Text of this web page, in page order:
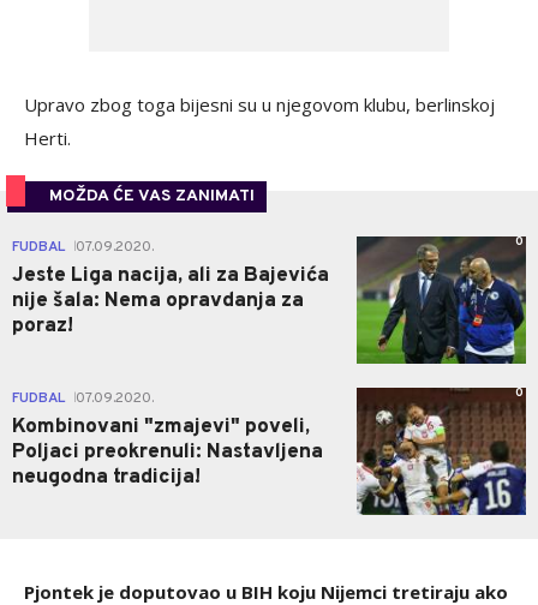
Upravo zbog toga bijesni su u njegovom klubu, berlinskoj
Herti.
MOŽDA ĆE VAS ZANIMATI
FUDBAL 07.09.2020.
Jeste Liga nacija, ali za Bajevića
nije šala: Nema opravdanja za
poraz!
0
FUDBAL 07.09.2020.
Kombinovani "zmajevi" poveli,
Poljaci preokrenuli: Nastavljena
neugodna tradicija!
0
Pjontek je doputovao u BIH koju Nijemci tretiraju ako